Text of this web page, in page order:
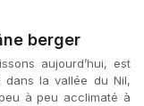
berger
aujourd’hui, est
dans la vallée du Nil,
à peu acclimaté à